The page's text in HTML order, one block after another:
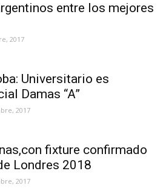
entre los mejores
2017
Universitario es
Damas “A”
2017
fixture confirmado
Londres 2018
2017